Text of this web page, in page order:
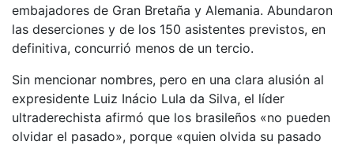
embajadores de Gran Bretaña y Alemania. Abundaron
las deserciones y de los 150 asistentes previstos, en
definitiva, concurrió menos de un tercio.
Sin mencionar nombres, pero en una clara alusión al
expresidente Luiz Inácio Lula da Silva, el líder
ultraderechista afirmó que los brasileños «no pueden
olvidar el pasado», porque «quien olvida su pasado